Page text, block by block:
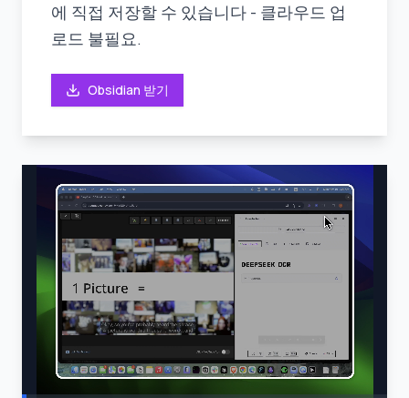
에 직접 저장할 수 있습니다 - 클라우드 업
로드 불필요.
Obsidian 받기